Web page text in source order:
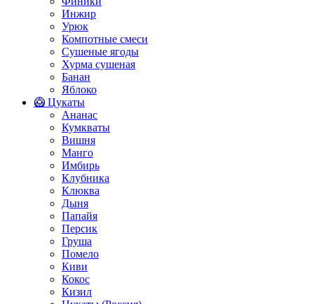
Инжир
Урюк
Компотные смеси
Сушеные ягоды
Хурма сушеная
Банан
Яблоко
🥝 Цукаты
Ананас
Кумкваты
Вишня
Манго
Имбирь
Клубника
Клюква
Дыня
Папайя
Персик
Груша
Помело
Киви
Кокос
Кизил